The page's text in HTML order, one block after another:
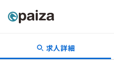
転職・キャリア求人詳細